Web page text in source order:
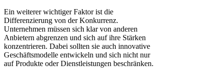
Ein weiterer wichtiger Faktor ist die
Differenzierung von der Konkurrenz.
Unternehmen müssen sich klar von anderen
Anbietern abgrenzen und sich auf ihre Stärken
konzentrieren. Dabei sollten sie auch innovative
Geschäftsmodelle entwickeln und sich nicht nur
auf Produkte oder Dienstleistungen beschränken.